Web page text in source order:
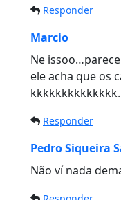
Responder
Marcio
Ne
ele acha que os
Responder
Pedro Siqueira
Não ví nada